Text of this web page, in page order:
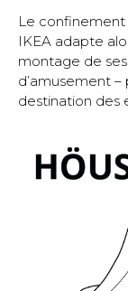
Le confinement
IKEA adapte
montage de
d’amusement
destination des